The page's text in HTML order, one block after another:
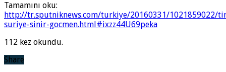
Tamamını oku:
http://tr.sputniknews.com/turkiye/20160331/1021859022/
suriye-sinir-gocmen.html#ixzz44U69peka
112 kez okundu.
Share